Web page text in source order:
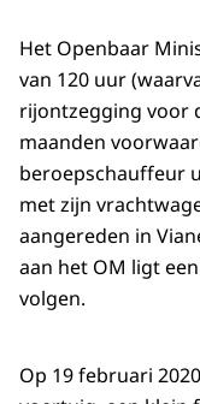
Het Openbaar
van 120 uur
rijontzegging voor
maanden
beroepschauffeur
met zijn
aangereden in
aan het OM ligt
volgen.
Op 19 februari